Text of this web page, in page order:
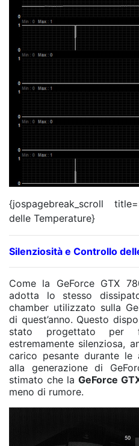
{jospagebreak_scroll
delle Temperature}
Silenziosità e Controllo
Come la GeForce GTX
adotta lo stesso
chamber utilizzato sulla
di quest’anno. Questo
stato progettato per
estremamente silenziosa,
carico pesante durante
alla generazione di
stimato che la GeForce
meno di rumore.